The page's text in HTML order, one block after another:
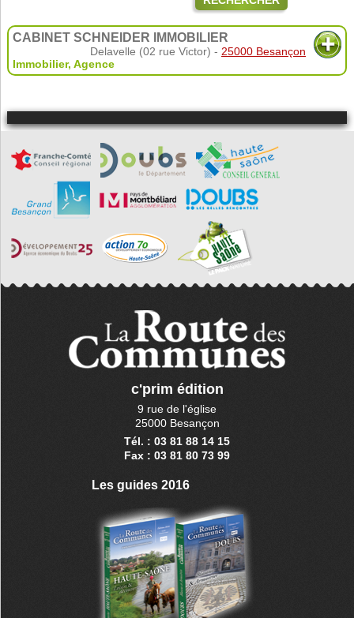
CABINET SCHNEIDER IMMOBILIER
Delavelle (02 rue Victor) - 25000 Besançon
Immobilier, Agence
c'prim édition
9 rue de l'église
25000 Besançon
Tél. : 03 81 88 14 15
Fax : 03 81 80 73 99
Les guides 2016